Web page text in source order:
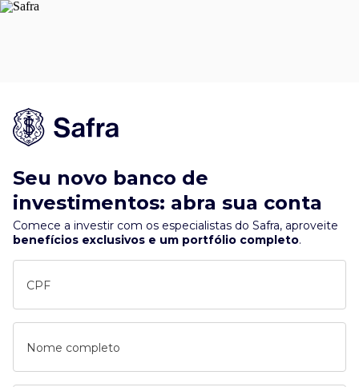
Seu novo banco de
investimentos: abra sua conta
Comece a investir com os especialistas do Safra, aproveite
benefícios exclusivos e um portfólio completo.
CPF
Nome completo